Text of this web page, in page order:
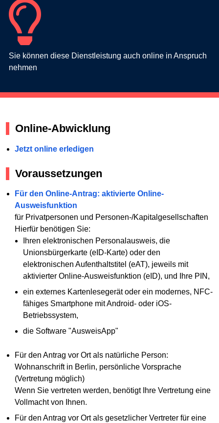
Sie können diese Dienstleistung auch online in Anspruch
nehmen
Online-Abwicklung
Jetzt online erledigen
Voraussetzungen
Für den Online-Antrag: aktivierte Online-
Ausweisfunktion
für Privatpersonen und Personen-/Kapitalgesellschaften
Hierfür benötigen Sie:
Ihren elektronischen Personalausweis, die
Unionsbürgerkarte (eID-Karte) oder den
elektronischen Aufenthaltstitel (eAT), jeweils mit
aktivierter Online-Ausweisfunktion (eID), und Ihre PIN,
ein externes Kartenlesegerät oder ein modernes, NFC-
fähiges Smartphone mit Android- oder iOS-
Betriebssystem,
die Software "AusweisApp"
Für den Antrag vor Ort als natürliche Person:
Wohnanschrift in Berlin, persönliche Vorsprache
(Vertretung möglich)
Wenn Sie vertreten werden, benötigt Ihre Vertretung eine
Vollmacht von Ihnen.
Für den Antrag vor Ort als gesetzlicher Vertreter für eine